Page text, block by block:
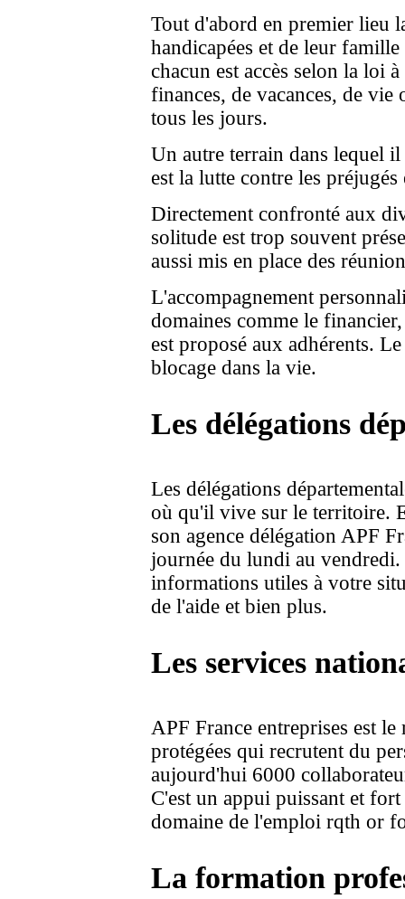
Tout d'abord en premier lieu
handicapées et de leur
chacun est accès selon la loi
finances, de vacances, de
tous les jours.
Un autre terrain dans lequel
est la lutte contre les
Directement confronté aux
solitude est trop souvent
aussi mis en place des
L'accompagnement
domaines comme le
est proposé aux adhérents.
blocage dans la vie.
Les délégations
Les délégations
où qu'il vive sur le territoire.
son agence délégation APF
journée du lundi au
informations utiles à votre
de l'aide et bien plus.
Les services
APF France entreprises est le
protégées qui recrutent du
aujourd'hui 6000
C'est un appui puissant et
domaine de l'emploi rqth or
La formation